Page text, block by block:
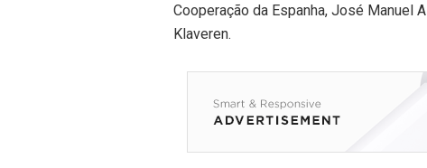
Cooperação da Espanha, José Manuel
Klaveren.